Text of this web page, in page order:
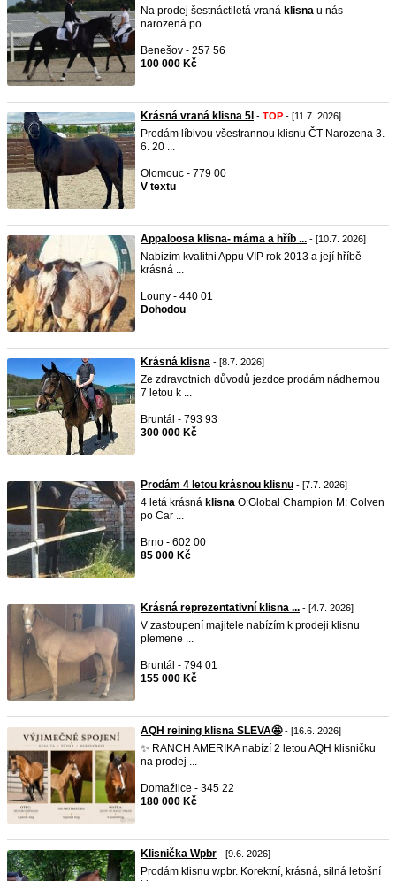
Na prodej šestnáctiletá vraná klisna u nás
narozená po ...
Benešov - 257 56
100 000 Kč
Krásná vraná klisna 5l - TOP - [11.7. 2026]
Prodám líbivou všestrannou klisnu ČT Narozena 3.
6. 20 ...
Olomouc - 779 00
V textu
Appaloosa klisna- máma a hříb ... - [10.7. 2026]
Nabizim kvalitni Appu VIP rok 2013 a její hříbě-
krásná ...
Louny - 440 01
Dohodou
Krásná klisna - [8.7. 2026]
Ze zdravotnich důvodů jezdce prodám nádhernou
7 letou k ...
Bruntál - 793 93
300 000 Kč
Prodám 4 letou krásnou klisnu - [7.7. 2026]
4 letá krásná klisna O:Global Champion M: Colven
po Car ...
Brno - 602 00
85 000 Kč
Krásná reprezentativní klisna ... - [4.7. 2026]
V zastoupení majitele nabízím k prodeji klisnu
plemene ...
Bruntál - 794 01
155 000 Kč
AQH reining klisna SLEVA🤩- [16.6. 2026]
✨ RANCH AMERIKA nabízí 2 letou AQH klisničku
na prodej ...
Domažlice - 345 22
180 000 Kč
Klisnička Wpbr - [9.6. 2026]
Prodám klisnu wpbr. Korektní, krásná, silná letošní